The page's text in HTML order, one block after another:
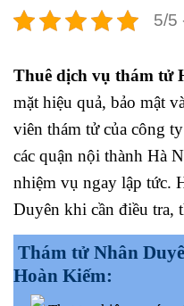
5/5
Thuê dịch vụ thám tử
mặt hiệu quả, bảo mật
viên thám tử của công
các quận nội thành Hà
nhiệm vụ ngay lập tức.
Duyên khi cần điều tra,
Thám tử Nhân
Hoàn Kiếm: